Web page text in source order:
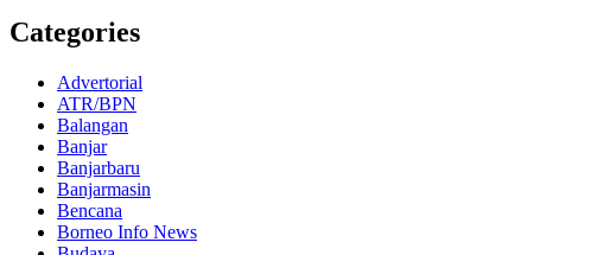
Categories
Advertorial
ATR/BPN
Balangan
Banjar
Banjarbaru
Banjarmasin
Bencana
Borneo Info News